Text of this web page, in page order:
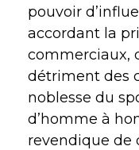
pouvoir
accordant la
commerciaux,
détriment des
noblesse du
d’homme à
revendique de